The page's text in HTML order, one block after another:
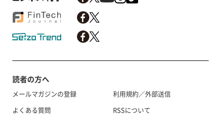
読者の方へ
メールマガジンの登録
よくある質問
利用規約／外部送信
RSSについて